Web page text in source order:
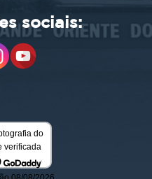
sociais: